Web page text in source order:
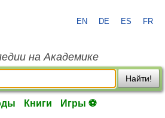
EN DE ES FR
на Академике
Найти!
Книги Игры ⚽